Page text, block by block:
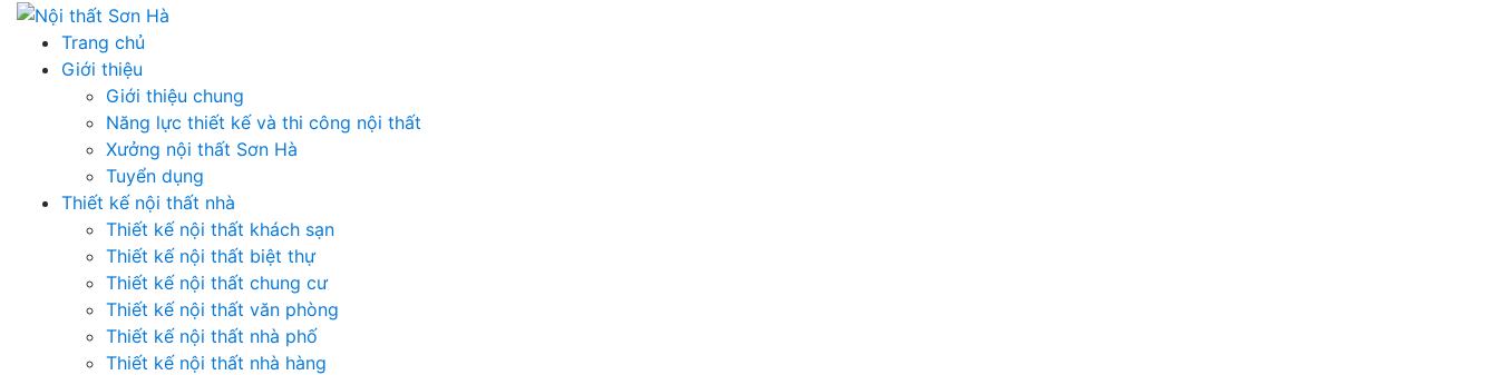
Skip
content
Trang chủ
Giới thiệu
Giới thiệu chung
Năng lực thiết kế và thi công nội thất
Xưởng nội thất Sơn Hà
Tuyển dụng
Thiết kế nội thất nhà
Thiết kế nội thất khách sạn
Thiết kế nội thất biệt thự
Thiết kế nội thất chung cư
Thiết kế nội thất văn phòng
Thiết kế nội thất nhà phố
Thiết kế nội thất nhà hàng